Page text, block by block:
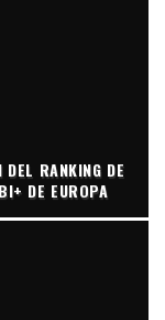
RANKING DE
DE EUROPA